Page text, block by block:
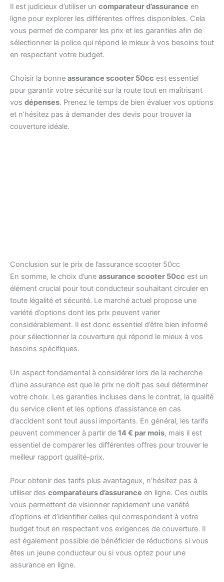
Il est judicieux d’utiliser un comparateur d’assurance en
ligne pour explorer les différentes offres disponibles. Cela
vous permet de comparer les prix et les garanties afin de
sélectionner la police qui répond le mieux à vos besoins tout
en respectant votre budget.
Choisir la bonne assurance scooter 50cc est essentiel
pour garantir votre sécurité sur la route tout en maîtrisant
vos dépenses. Prenez le temps de bien évaluer vos options
et n’hésitez pas à demander des devis pour trouver la
couverture idéale.
Conclusion sur le prix de l’assurance scooter 50cc
En somme, le choix d’une assurance scooter 50cc est un
élément crucial pour tout conducteur souhaitant circuler en
toute légalité et sécurité. Le marché actuel propose une
variété d’options dont les prix peuvent varier
considérablement. Il est donc essentiel d’être bien informé
pour sélectionner la couverture qui répond le mieux à vos
besoins spécifiques.
Un aspect fondamental à considérer lors de la recherche
d’une assurance est que le prix ne doit pas seul déterminer
votre choix. Les garanties incluses dans le contrat, la qualité
du service client et les options d’assistance en cas
d’accident sont tout aussi importants. En général, les tarifs
peuvent commencer à partir de 14 € par mois, mais il est
essentiel de comparer les différentes offres pour trouver le
meilleur rapport qualité-prix.
Pour obtenir des tarifs plus avantageux, n’hésitez pas à
utiliser des comparateurs d’assurance en ligne. Ces outils
vous permettent de visionner rapidement une variété
d’options et d’identifier celles qui correspondent à votre
budget tout en respectant vos exigences de couverture. Il
est également possible de bénéficier de réductions si vous
êtes un jeune conducteur ou si vous optez pour une
assurance en ligne.